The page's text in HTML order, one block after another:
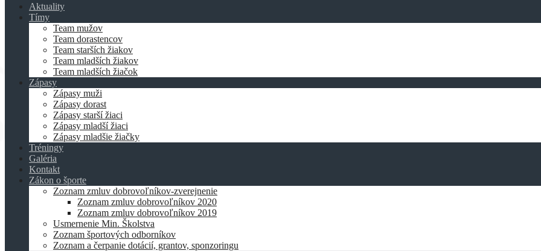
Aktuality
Tímy
Team mužov
Team dorastencov
Team starších žiakov
Team mladších žiakov
Team mladších žiačok
Zápasy
Zápasy muži
Zápasy dorast
Zápasy starší žiaci
Zápasy mladší žiaci
Zápasy mladšie žiačky
Tréningy
Galéria
Kontakt
Zákon o športe
Zoznam zmluv dobrovoľníkov-zverejnenie
Zoznam zmluv dobrovoľníkov 2020
Zoznam zmluv dobrovoľníkov 2019
Usmernenie Min. Školstva
Zoznam športových odborníkov
Zoznam a čerpanie dotácií, grantov, sponzoringu